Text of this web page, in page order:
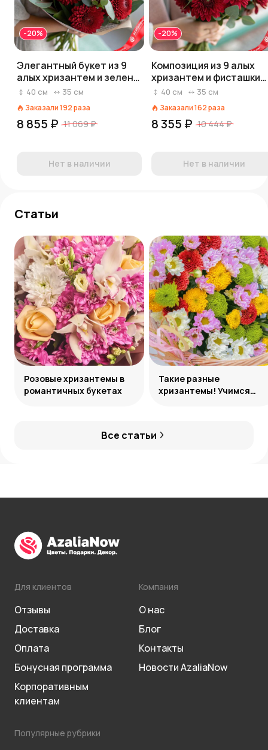
-20%
Элегантный букет из 9
алых хризантем и зелени
фисташки «Шелковый
40 см 35 см
Заказали192раза
8 855 ₽ 11 069 ₽
Нет в наличии
-20%
Композиция из 9 алых
хризантем и фисташки
«Огненная нежность»
40 см 35 см
Заказали162раза
8 355 ₽ 10 444 ₽
Нет в наличии
Статьи
Все статьи
Розовые хризантемы в
романтичных букетах
Такие разные
хризантемы! Учимся
Для клиентов
Отзывы
Доставка
Оплата
Бонусная программа
Корпоративным
клиентам
Компания
О нас
Блог
Контакты
Новости AzaliaNow
Популярные рубрики